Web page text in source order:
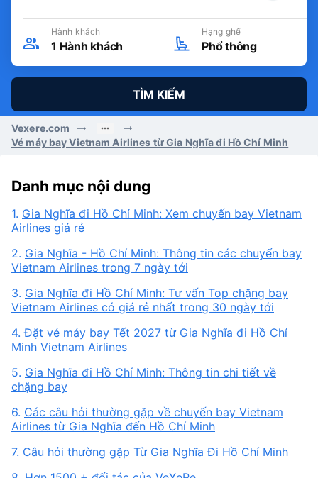
Hành khách
1 Hành khách
Hạng ghế
Phổ thông
TÌM KIẾM
Vexere.com
Vé máy bay Vietnam Airlines từ Gia Nghĩa đi Hồ Chí Minh
Danh mục nội dung
1. Gia Nghĩa đi Hồ Chí Minh: Xem chuyến bay Vietnam
Airlines giá rẻ
2. Gia Nghĩa - Hồ Chí Minh: Thông tin các chuyến bay
Vietnam Airlines trong 7 ngày tới
3. Gia Nghĩa đi Hồ Chí Minh: Tư vấn Top chặng bay
Vietnam Airlines có giá rẻ nhất trong 30 ngày tới
4.Đặt vé máy bay Tết 2027 từ Gia Nghĩa đi Hồ Chí
Minh Vietnam Airlines
5. Gia Nghĩa đi Hồ Chí Minh: Thông tin chi tiết về
chặng bay
6. Các câu hỏi thường gặp về chuyến bay Vietnam
Airlines từ Gia Nghĩa đến Hồ Chí Minh
7. Câu hỏi thường gặp Từ Gia Nghĩa Đi Hồ Chí Minh